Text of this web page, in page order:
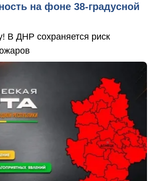
на фоне 38-градусной
В ДНР сохраняется риск